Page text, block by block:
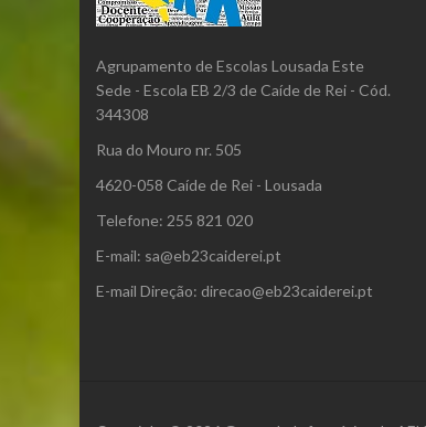
Agrupamento de Escolas Lousada Este
Sede - Escola EB 2/3 de Caíde de Rei - Cód.
344308
Rua do Mouro nr. 505
4620-058 Caíde de Rei - Lousada
Telefone: 255 821 020
E-mail: sa@eb23caiderei.pt
E-mail Direção: direcao@eb23caiderei.pt